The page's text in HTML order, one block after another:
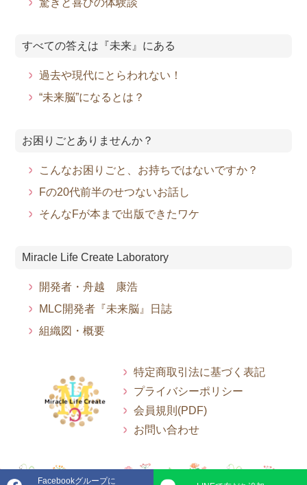
Facebookグループに
特定商取引法に基づく表記
プライバシーポリシー
会員規則(PDF)
お問い合わせ
驚きと喜びの体験談
すべての答えは『未来』にある
過去や現代にとらわれない！
“未来脳”になるとは？
お困りごとありませんか？
こんなお困りごと、お持ちではないですか？
Fの20代前半のせつないお話し
そんなFが本まで出版できたワケ
Miracle Life Create Laboratory
開発者・舟越 康浩
MLC開発者『未来脳』日誌
組織図・概要